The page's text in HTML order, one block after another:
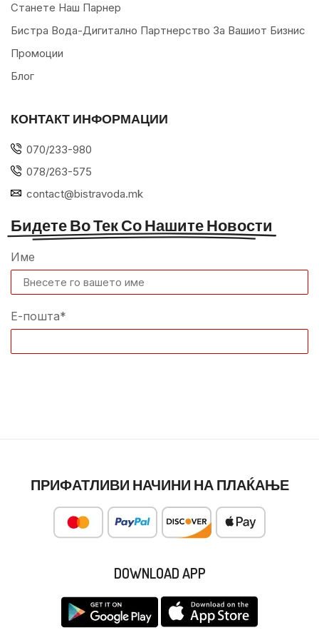
Станете Наш Парнер
Бистра Вода-Дигитално Партнерство За Вашиот Бизнис
Промоции
Блог
КОНТАКТ ИНФОРМАЦИИ
070/233-980
078/263-575
contact@bistravoda.mk
Бидете Во Тек Со Нашите Новости
Име
Е-пошта*
ПРИФАТЛИВИ НАЧИНИ НА ПЛАЌАЊЕ
DOWNLOAD APP